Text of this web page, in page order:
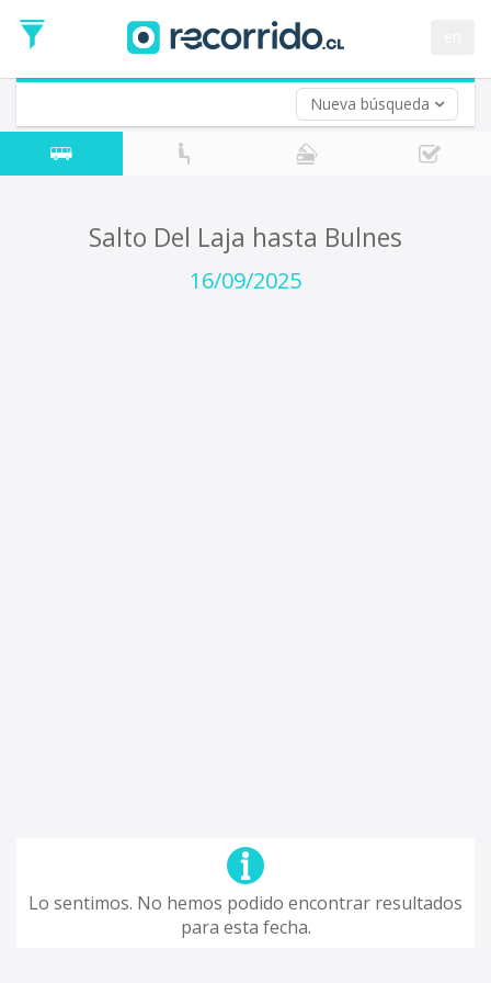
Nueva búsqueda
de
Ida
Vuelta (opcional)
Fecha
de
Salto Del Laja hasta Bulnes
16/09/2025
Lo sentimos. No hemos podido encontrar resultados
para esta fecha.